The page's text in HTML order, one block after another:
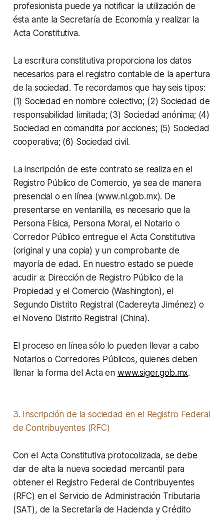
profesionista puede ya notificar la utilización de
ésta ante la Secretaría de Economía y realizar la
Acta Constitutiva.
La escritura constitutiva proporciona los datos
necesarios para el registro contable de la apertura
de la sociedad. Te recordamos que hay seis tipos:
(1) Sociedad en nombre colectivo; (2) Sociedad de
responsabilidad limitada; (3) Sociedad anónima; (4)
Sociedad en comandita por acciones; (5) Sociedad
cooperativa; (6) Sociedad civil.
La inscripción de este contrato se realiza en el
Registro Público de Comercio, ya sea de manera
presencial o en línea (www.nl.gob.mx). De
presentarse en ventanilla, es necesario que la
Persona Física, Persona Moral, el Notario o
Corredor Público entregue el Acta Constitutiva
(original y una copia) y un comprobante de
mayoría de edad. En nuestro estado se puede
acudir a: Dirección de Registro Público de la
Propiedad y el Comercio (Washington), el
Segundo Distrito Registral (Cadereyta Jiménez) o
el Noveno Distrito Registral (China).
El proceso en línea sólo lo pueden llevar a cabo
Notarios o Corredores Públicos, quienes deben
llenar la forma del Acta en www.siger.gob.mx.
3. Inscripción de la sociedad en el Registro Federal
de Contribuyentes (RFC)
Con el Acta Constitutiva protocolizada, se debe
dar de alta la nueva sociedad mercantil para
obtener el Registro Federal de Contribuyentes
(RFC) en el Servicio de Administración Tributaria
(SAT), de la Secretaría de Hacienda y Crédito